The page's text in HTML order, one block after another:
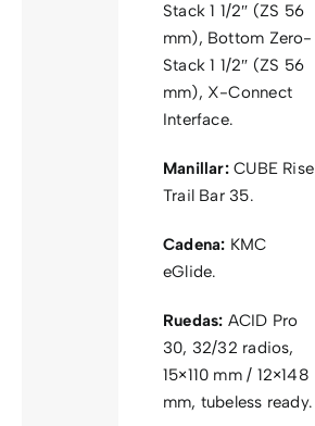
Stack 1 1/2″ (ZS 56
mm), Bottom Zero-
Stack 1 1/2″ (ZS 56
mm), X-Connect
Interface.
Manillar:CUBE Rise
Trail Bar 35.
Cadena: KMC
eGlide.
Ruedas: ACID Pro
30, 32/32 radios,
15×110 mm / 12×148
mm, tubeless ready.